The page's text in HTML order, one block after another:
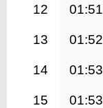
12 01:51
13 01:52
14 01:53
15 01:53